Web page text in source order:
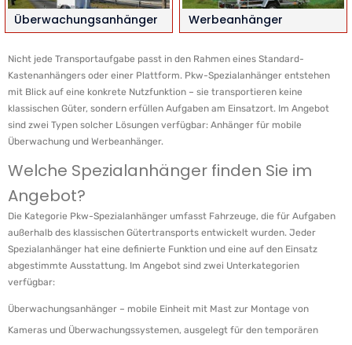
Überwachungsanhänger Werbeanhänger
Nicht jede Transportaufgabe passt in den Rahmen eines Standard-
Kastenanhängers oder einer Plattform. Pkw-Spezialanhänger entstehen
mit Blick auf eine konkrete Nutzfunktion – sie transportieren keine
klassischen Güter, sondern erfüllen Aufgaben am Einsatzort. Im Angebot
sind zwei Typen solcher Lösungen verfügbar: Anhänger für mobile
Überwachung und Werbeanhänger.
Welche Spezialanhänger finden Sie im
Angebot?
Die Kategorie Pkw-Spezialanhänger umfasst Fahrzeuge, die für Aufgaben
außerhalb des klassischen Gütertransports entwickelt wurden. Jeder
Spezialanhänger hat eine definierte Funktion und eine auf den Einsatz
abgestimmte Ausstattung. Im Angebot sind zwei Unterkategorien
verfügbar:
Überwachungsanhänger – mobile Einheit mit Mast zur Montage von
Kameras und Überwachungssystemen, ausgelegt für den temporären